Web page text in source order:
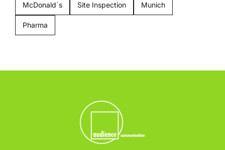
McDonald´s Site Inspection Munich
Pharma